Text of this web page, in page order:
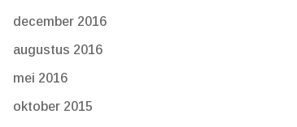
december 2016
augustus 2016
mei 2016
oktober 2015